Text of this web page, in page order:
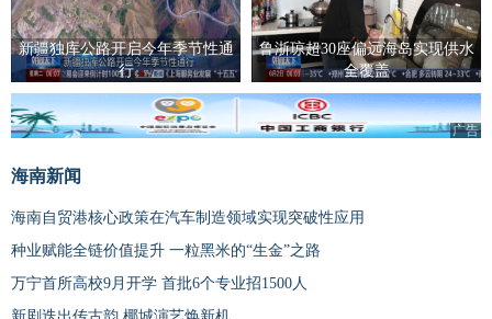
新疆独库公路开启今年季节性通
行
鲁浙琼超30座偏远海岛实现供水
全覆盖
广告
海南新闻
海南自贸港核心政策在汽车制造领域实现突破性应用
种业赋能全链价值提升 一粒黑米的“生金”之路
万宁首所高校9月开学 首批6个专业招1500人